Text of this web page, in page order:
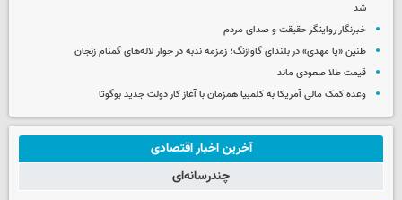
شد
خبرنگار روایتگر حقیقت و صدای مردم
طنین «یا مهدی» در بلندای گاوازنگ؛ زمزمه ندبه در جوار لاله‌های گمنام زنجان
قیمت طلا صعودی ماند
وعده کمک مالی آمریکا به کلمبیا همزمان با آغاز کار دولت جدید بوگوتا
آخرین اخبار اقتصادی
چندرسانه‌ای